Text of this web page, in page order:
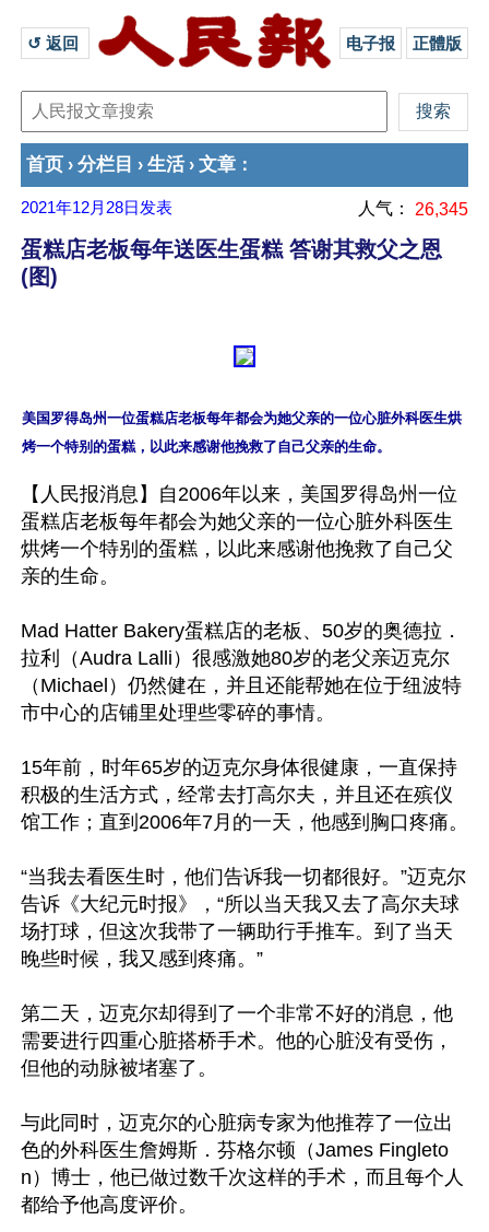
↺ 返回 电子报 正體版
首页 › 分栏目 › 生活 › 文章 ：
2021年12月28日 发表 人气： 26,345
蛋糕店老板每年送医生蛋糕 答谢其救父之恩
(图)
美国罗得岛州一位蛋糕店老板每年都会为她父亲的一位心脏外科医生烘
【人民报消息】自2006年以来，美国罗得岛州一位
蛋糕店老板每年都会为她父亲的一位心脏外科医生
烘烤一个特别的蛋糕，以此来感谢他挽救了自己父
亲的生命。
Mad Hatter Bakery蛋糕店的老板、50岁的奥德拉．
拉利（Audra Lalli）很感激她80岁的老父亲迈克尔
（Michael）仍然健在，并且还能帮她在位于纽波特
市中心的店铺里处理些零碎的事情。
15年前，时年65岁的迈克尔身体很健康，一直保持
积极的生活方式，经常去打高尔夫，并且还在殡仪
馆工作；直到2006年7月的一天，他感到胸口疼痛。
“当我去看医生时，他们告诉我一切都很好。”迈克尔
告诉《大纪元时报》，“所以当天我又去了高尔夫球
场打球，但这次我带了一辆助行手推车。到了当天
晚些时候，我又感到疼痛。”
第二天，迈克尔却得到了一个非常不好的消息，他
需要进行四重心脏搭桥手术。他的心脏没有受伤，
但他的动脉被堵塞了。
与此同时，迈克尔的心脏病专家为他推荐了一位出
色的外科医生詹姆斯．芬格尔顿（James Fingleto
n）博士，他已做过数千次这样的手术，而且每个人
都给予他高度评价。